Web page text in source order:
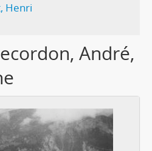
Henri
André,